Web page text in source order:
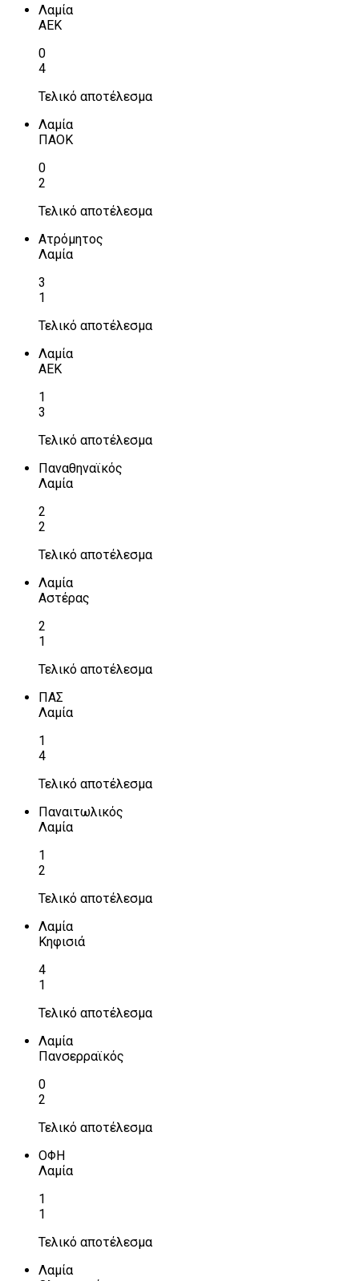
Λαμία
ΑΕΚ
0
4
Τελικό αποτέλεσμα
Λαμία
ΠΑΟΚ
0
2
Τελικό αποτέλεσμα
Ατρόμητος
Λαμία
3
1
Τελικό αποτέλεσμα
Λαμία
ΑΕΚ
1
3
Τελικό αποτέλεσμα
Παναθηναϊκός
Λαμία
2
2
Τελικό αποτέλεσμα
Λαμία
Αστέρας
2
1
Τελικό αποτέλεσμα
ΠΑΣ
Λαμία
1
4
Τελικό αποτέλεσμα
Παναιτωλικός
Λαμία
1
2
Τελικό αποτέλεσμα
Λαμία
Κηφισιά
4
1
Τελικό αποτέλεσμα
Λαμία
Πανσερραϊκός
0
2
Τελικό αποτέλεσμα
ΟΦΗ
Λαμία
1
1
Τελικό αποτέλεσμα
Λαμία